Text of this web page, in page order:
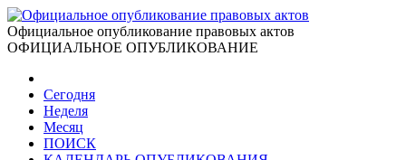
Официальное опубликование правовых актов
ОФИЦИАЛЬНОЕ ОПУБЛИКОВАНИЕ
Сегодня
Неделя
Месяц
ПОИСК